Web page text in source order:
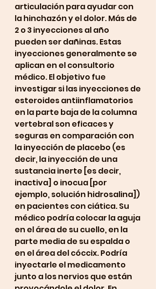
articulación para ayudar con
la hinchazón y el dolor. Más de
2 o 3 inyecciones al año
pueden ser dañinas. Estas
inyecciones generalmente se
aplican en el consultorio
médico. El objetivo fue
investigar si las inyecciones de
esteroides antiinflamatorios
en la parte baja de la columna
vertebral son eficaces y
seguras en comparación con
la inyección de placebo (es
decir, la inyección de una
sustancia inerte [es decir,
inactiva] o inocua [por
ejemplo, solución hidrosalina])
en pacientes con ciática. Su
médico podría colocar la aguja
en el área de su cuello, en la
parte media de su espalda o
en el área del cóccix. Podría
inyectarle el medicamento
junto a los nervios que están